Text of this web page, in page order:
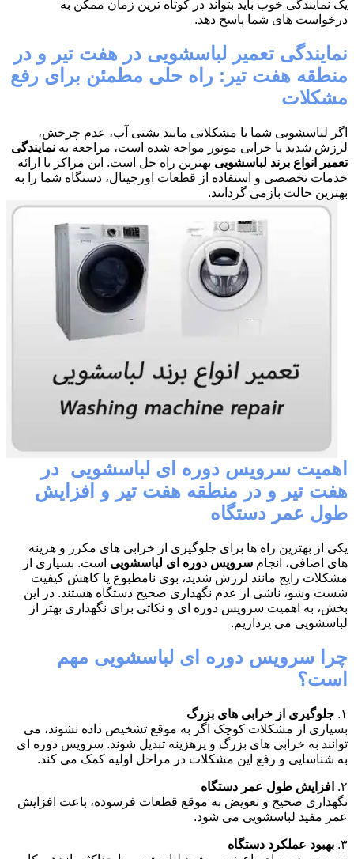
یک نمایندگی خوب باید بتواند در کوتاه ترین زمان ممکن به
درخواست های شما پاسخ دهد.
نمایندگی تعمیر لباسشویی در هفت تیر و در
منطقه هفت تیر: راه حلی مطمئن برای رفع
مشکلات
اگر لباسشویی شما با مشکلاتی مانند نشتی آب، عدم چرخش،
لرزش شدید یا خرابی موتور مواجه شده است، مراجعه به نمایندگی
تعمیر انواع برند لباسشویی بهترین راه حل است. این مراکز با ارائه
خدمات تخصصی و استفاده از قطعات اورجینال، دستگاه شما را به
بهترین حالت بازمی گردانند.
اهمیت سرویس دوره ای لباسشویی در
هفت تیر و در منطقه هفت تیر و افزایش
طول عمر دستگاه
یکی از بهترین راه ها برای جلوگیری از خرابی های مکرر و هزینه
های اضافی، انجام سرویس دوره ای لباسشویی است. بسیاری از
مشکلات رایج مانند لرزش شدید، بوی نامطبوع یا کاهش کیفیت
شست وشو، ناشی از عدم نگهداری صحیح دستگاه هستند. در این
بخش، به اهمیت سرویس دوره ای و نکاتی برای نگهداری بهتر از
لباسشویی می پردازیم.
چرا سرویس دوره ای لباسشویی مهم
است؟
۱. جلوگیری از خرابی های بزرگ
بسیاری از مشکلات کوچک اگر به موقع تشخیص داده نشوند، می
توانند به خرابی های بزرگ و پرهزینه تبدیل شوند. سرویس دوره ای
به شناسایی و رفع این مشکلات در مراحل اولیه کمک می کند.
۲.
افزایش طول عمر دستگاه
نگهداری صحیح و تعویض به موقع قطعات فرسوده، باعث افزایش
عمر مفید لباسشویی می شود.
۳. بهبود عملکرد دستگاه